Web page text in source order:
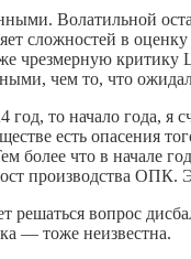
Волатильной
сложностей в
чрезмерную критику
чем то, что
то начало года, я
есть опасения
более что в начале
производства ОПК.
решаться вопрос
— тоже неизвестна.